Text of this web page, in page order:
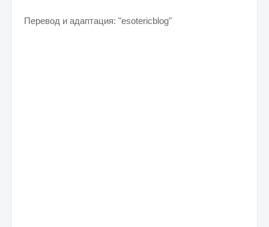
Перевод и адаптация: "esotericblog"